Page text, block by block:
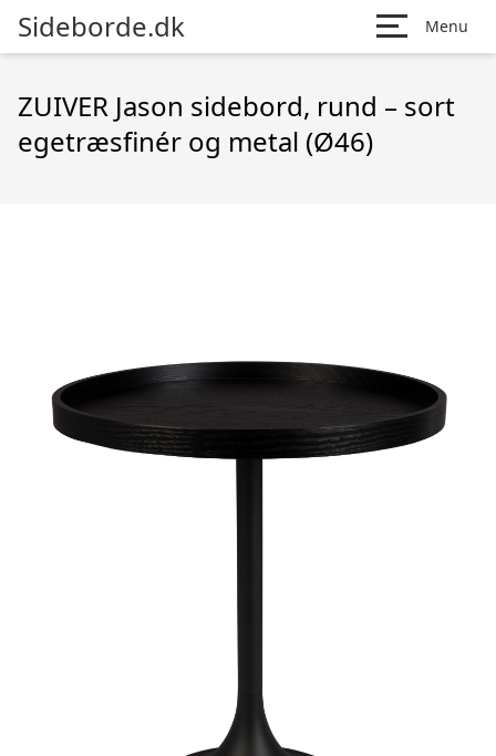
Sideborde.dk Menu
ZUIVER Jason sidebord, rund – sort
egetræsfinér og metal (Ø46)